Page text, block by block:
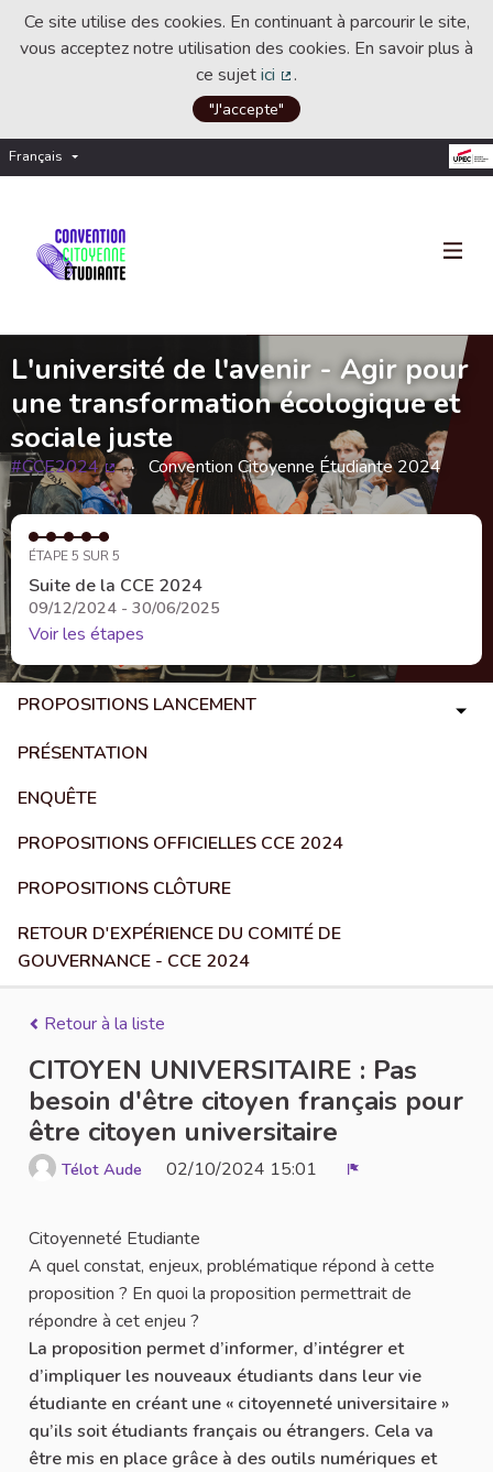
Ce site utilise des cookies. En continuant à parcourir le site,
vous acceptez notre utilisation des cookies. En savoir plus à
ce sujetici
(Lien externe)
.
"J'accepte"
Français Choisir la langue
L'université de l'avenir - Agir pour
une transformation écologique et
sociale juste
#CCE2024
(Lien externe)
Convention Citoyenne Étudiante 2024
ÉTAPE 5 SUR 5
Suite de la CCE 2024
09/12/2024 - 30/06/2025
Voir les étapes
PROPOSITIONS LANCEMENT
PRÉSENTATION
ENQUÊTE
PROPOSITIONS OFFICIELLES CCE 2024
PROPOSITIONS CLÔTURE
RETOUR D'EXPÉRIENCE DU COMITÉ DE
GOUVERNANCE - CCE 2024
Retour à la liste
CITOYEN UNIVERSITAIRE : Pas
besoin d'être citoyen français pour
être citoyen universitaire
Télot Aude 02/10/2024 15:01
Citoyenneté Etudiante
A quel constat, enjeux, problématique répond à cette
proposition ? En quoi la proposition permettrait de
répondre à cet enjeu ?
La proposition permet d’informer, d’intégrer et
d’impliquer les nouveaux étudiants dans leur vie
étudiante en créant une « citoyenneté universitaire »
qu’ils soit étudiants français ou étrangers. Cela va
être mis en place grâce à des outils numériques et